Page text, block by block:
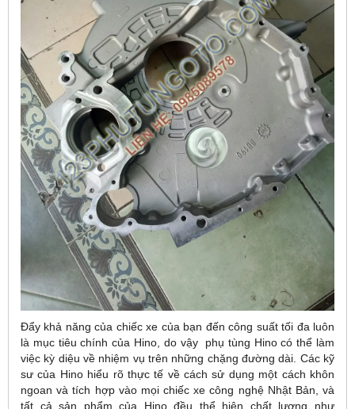
Đẩy khả năng của chiếc xe của bạn đến công suất tối đa luôn
là mục tiêu chính của Hino, do vậy phụ tùng Hino có thể làm
việc kỳ diệu về nhiệm vụ trên những chặng đường dài. Các kỹ
sư của Hino hiểu rõ thực tế về cách sử dụng một cách khôn
ngoan và tích hợp vào mọi chiếc xe công nghệ Nhật Bản, và
tất cả sản phẩm của Hino đều thể hiện chất lượng như